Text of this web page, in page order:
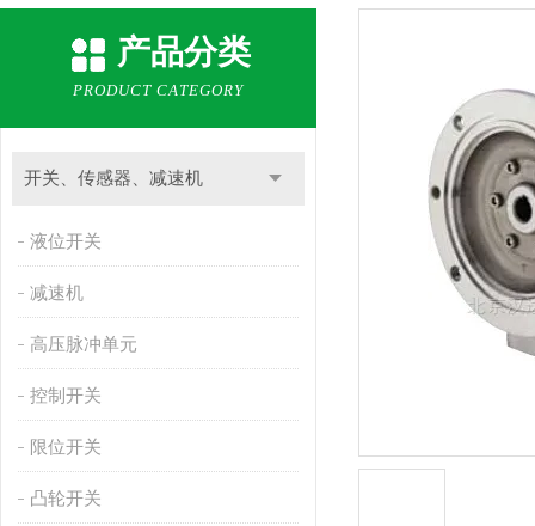
产品分类
PRODUCT CATEGORY
开关、传感器、减速机
液位开关
减速机
高压脉冲单元
控制开关
限位开关
凸轮开关